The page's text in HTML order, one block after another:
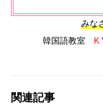
みな
韓国語教室 K
関連記事